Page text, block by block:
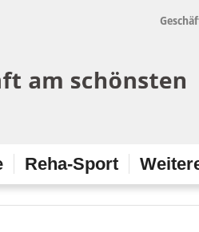
Reha-Sport